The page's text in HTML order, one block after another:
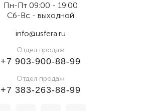
Пн-Пт 09:00 - 19:00
Сб-Вс - выходной
info@usfera.ru
Отдел продаж
+7 903-900-88-99
Отдел продаж
+7 383-263-88-99